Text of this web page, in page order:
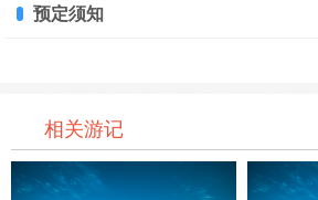
预定须知
相关游记